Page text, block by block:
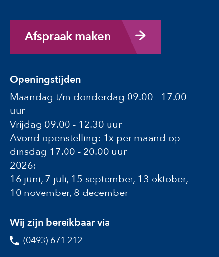
Afspraak maken
Openingstijden
Maandag t/m donderdag 09.00 - 17.00
uur
Vrijdag 09.00 - 12.30 uur
Avond openstelling: 1x per maand op
dinsdag 17.00 - 20.00 uur
2026:
16 juni, 7 juli, 15 september, 13 oktober,
10 november, 8 december
Wij zijn bereikbaar via
(0493) 671 212